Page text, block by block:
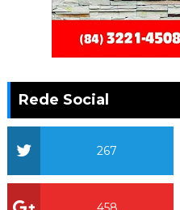
Rede Social
267